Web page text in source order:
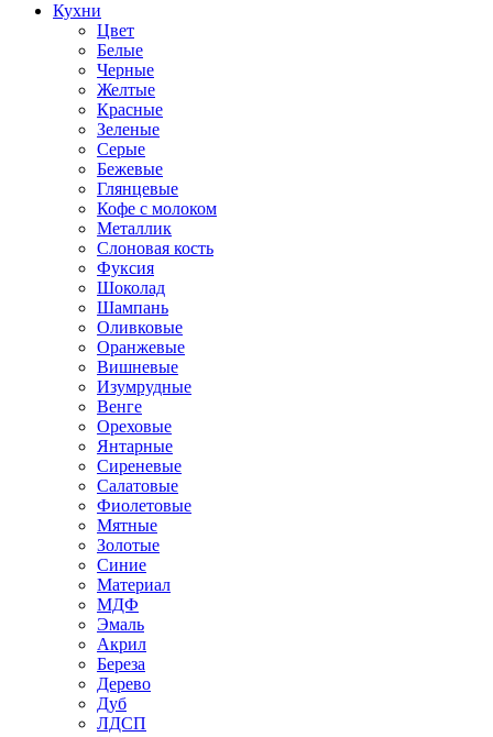
Кухни
Цвет
Белые
Черные
Желтые
Красные
Зеленые
Серые
Бежевые
Глянцевые
Кофе с молоком
Металлик
Слоновая кость
Фуксия
Шоколад
Шампань
Оливковые
Оранжевые
Вишневые
Изумрудные
Венге
Ореховые
Янтарные
Сиреневые
Салатовые
Фиолетовые
Мятные
Золотые
Синие
Материал
МДФ
Эмаль
Акрил
Береза
Дерево
Дуб
ЛДСП